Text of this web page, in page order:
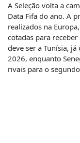
A Seleção volta a
Data Fifa do ano. A
realizados na
cotadas para
deve ser a Tunísia,
2026, enquanto
rivais para o